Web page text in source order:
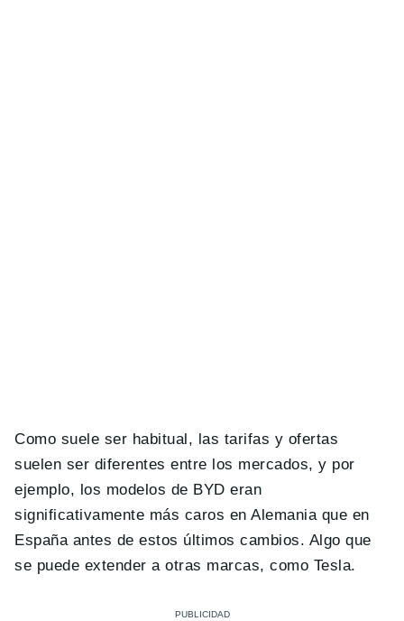
Como suele ser habitual, las tarifas y ofertas
suelen ser diferentes entre los mercados, y por
ejemplo, los modelos de BYD eran
significativamente más caros en Alemania que en
España antes de estos últimos cambios. Algo que
se puede extender a otras marcas, como Tesla.